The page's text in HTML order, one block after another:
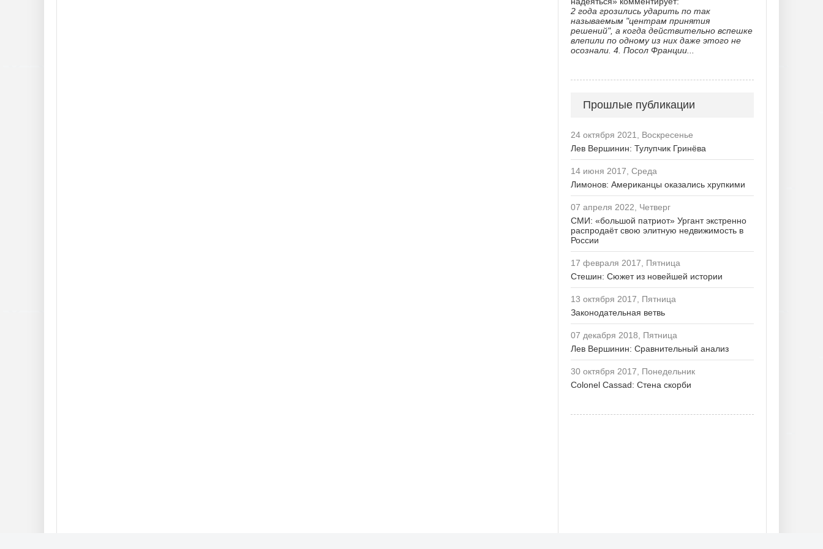
2 года грозились ударить по так
называемым "центрам принятия
решений", а когда действительно вспешке
влепили по одному из них даже этого не
осознали. 4. Посол Франции...
Прошлые публикации
24 октября 2021, Воскресенье
Лев Вершинин: Тулупчик Гринёва
14 июня 2017, Среда
Лимонов: Американцы оказались хрупкими
07 апреля 2022, Четверг
СМИ: «большой патриот» Ургант экстренно
распродаёт свою элитную недвижимость в
России
17 февраля 2017, Пятница
Стешин: Сюжет из новейшей истории
13 октября 2017, Пятница
Законодательная ветвь
07 декабря 2018, Пятница
Лев Вершинин: Сравнительный анализ
30 октября 2017, Понедельник
Colonel Cassad: Стена скорби